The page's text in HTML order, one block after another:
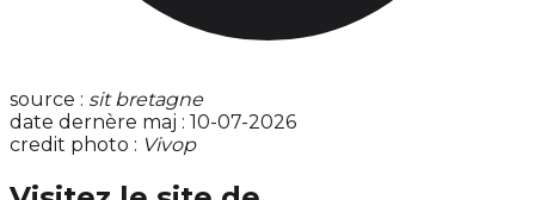
source : sit bretagne
date dernère maj : 10-07-2026
credit photo : Vivop